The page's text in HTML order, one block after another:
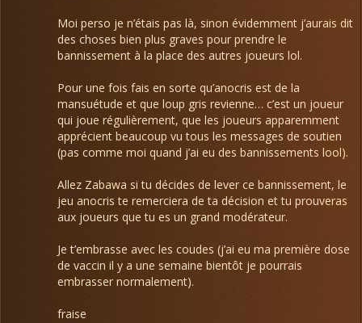
Moi perso je n’étais pas là, sinon évidemment j’aurais dit
des choses bien plus graves pour prendre le
bannissement à la place des autres joueurs lol.
Pour une fois fais en sorte qu’anocris est de la
mansuétude et que loup gris revienne… c’est un joueur
qui joue régulièrement, que les joueurs apparemment
apprécient beaucoup vu tous les messages de soutien
(pas comme moi quand j’ai eu des bannissements lool).
Allez Zabawa si tu décides de lever ce bannissement, le
jeu anocris te remerciera de ta décision et tu prouveras
aux joueurs que tu es un grand modérateur.
Je t’embrasse avec les coudes (j’ai eu ma première dose
de vaccin il y a une semaine bientôt je pourrais
embrasser normalement).
fraise